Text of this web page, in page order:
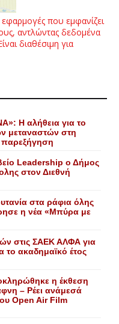
που εμφανίζει
αντλώντας δεδομένα
διαθέσιμη για
Η αλήθεια για το
μεταναστών στη
Leadership ο Δήμος
στον Διεθνή
στα ράφια όλης
η νέα «Μπύρα με
στις ΣΑΕΚ ΑΛΦΑ για
το ακαδημαϊκό έτος
η έκθεση
– Ρέει ανάμεσά
Open Air Film